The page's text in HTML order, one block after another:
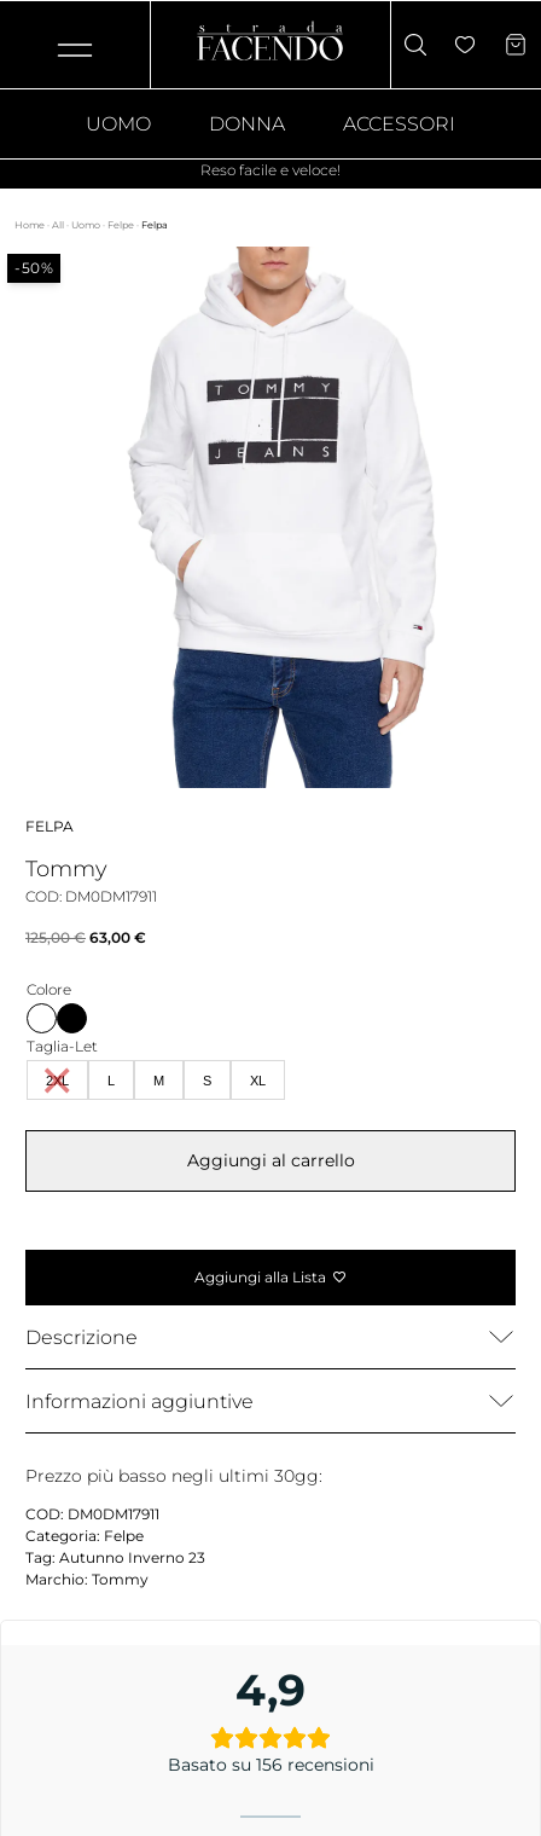
UOMO DONNA ACCESSORI
Reso facile e veloce!
Home · All · Uomo · Felpe · Felpa
-50%
FELPA
Tommy
COD: DM0DM17911
125,00€ Il
era:
125,00 €.
63,00 €Il
63,00 €.
Colore
Taglia-Let
2XL L M S XL
Aggiungi al carrello
Aggiungi alla Lista
Descrizione
Informazioni aggiuntive
Prezzo più basso negli ultimi 30gg:
COD: DM0DM17911
Categoria: Felpe
Tag: Autunno Inverno 23
Marchio: Tommy
4,9
Basato su 156 recensioni